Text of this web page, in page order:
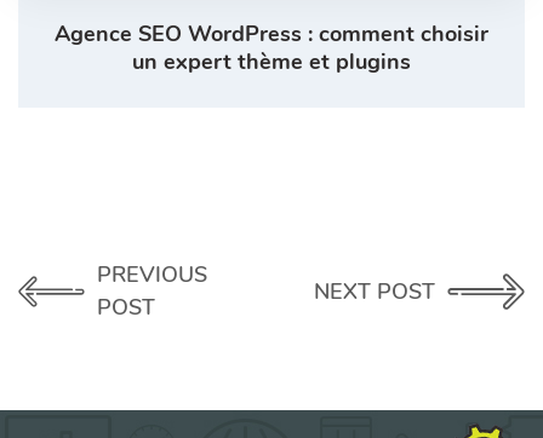
Agence SEO WordPress : comment choisir
un expert thème et plugins
PREVIOUS
POST
NEXT POST